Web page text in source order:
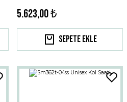
5.623,00 ₺
Sepete Ekle